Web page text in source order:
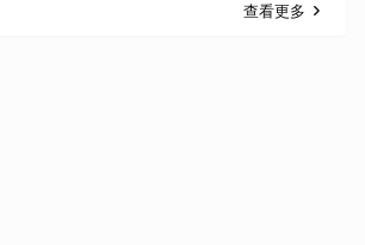
查看更多